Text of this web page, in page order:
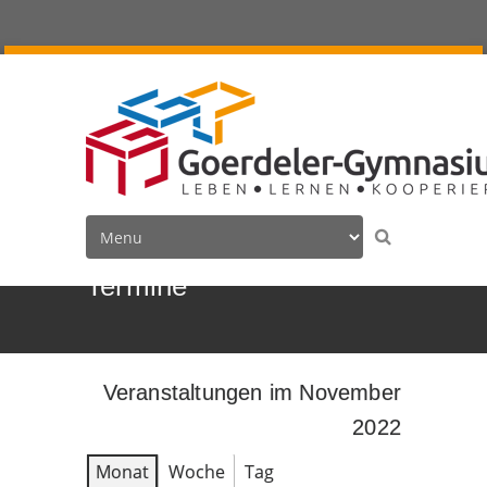
Termine
Veranstaltungen im November
2022
Monat
Woche Tag